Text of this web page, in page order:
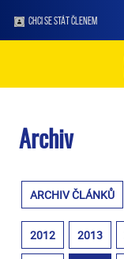
CHCI SE STÁT ČLENEM
Archiv
ARCHIV ČLÁNKŮ
2012 2013